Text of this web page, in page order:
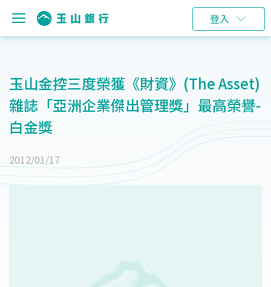
登入
玉山金控三度榮獲《財資》(The Asset)
雜誌「亞洲企業傑出管理獎」最高榮譽-
白金獎
2012/01/17